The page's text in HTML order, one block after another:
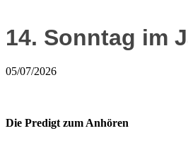
14. Sonntag im
05/07/2026
Die Predigt zum Anhören